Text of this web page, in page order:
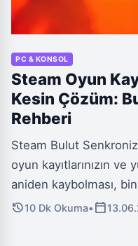
PC & KONSOL
Steam Oyun
Kesin Çözüm:
Rehberi
Steam Bulut
oyun kayıtlarınızın
aniden kaybolması,
kabusu. Bu yaygın
history10 Dk Okuma• calendar_today